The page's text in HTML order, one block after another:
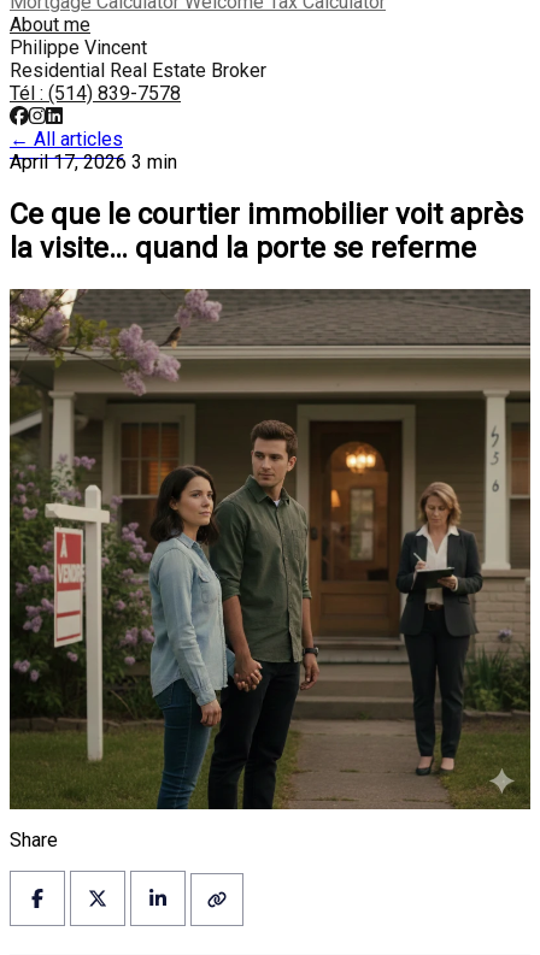
About me
Philippe Vincent
Residential Real Estate Broker
Tél : (514) 839-7578
← All articles
April 17, 2026 3 min
Ce que le courtier immobilier voit après
la visite… quand la porte se referme
Share